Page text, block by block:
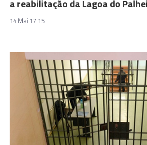
a reabilitação da Lagoa do
14 Mai 17:15